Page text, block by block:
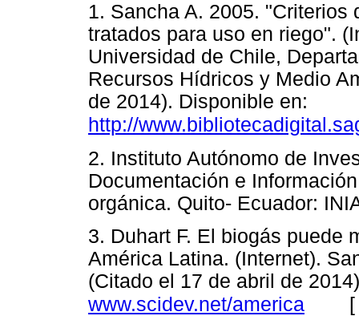
1. Sancha A. 2005.
tratados para uso en riego".
Universidad de Chile,
Recursos Hídricos y Medio
de 2014). Disponible en:
http://
2. Instituto Autónomo de
Documentación e
orgánica. Quito- Ecuador:
3. Duhart F. El biogás puede
América Latina. (Internet).
(Citado el 17 de abril de
www.scidev.net/america